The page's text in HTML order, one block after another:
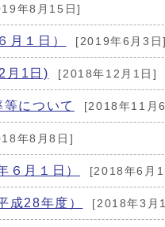
年8月15日]
月１日） [2019年6月3日]
月1日) [2018年12月1日]
について [2018年11月
年8月8日]
６月１日） [2018年6月1
成28年度） [2018年3月